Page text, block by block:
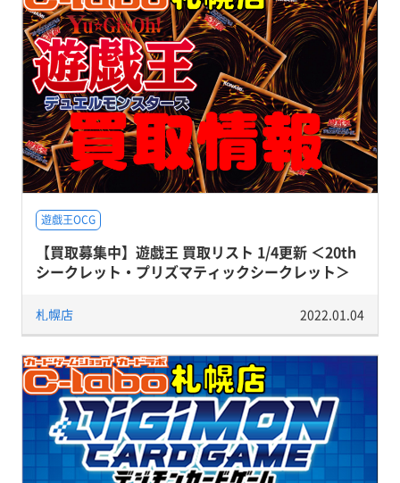
遊戯王OCG
【買取募集中】遊戯王 買取リスト 1/4更新 ＜20th
シークレット・プリズマティックシークレット＞
札幌店 2022.01.04